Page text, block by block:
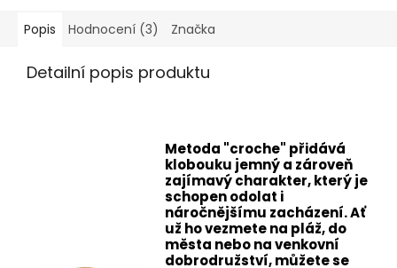
Popis Hodnocení (3) Značka
Detailní popis produktu
Metoda "croche" přidává
klobouku jemný a zároveň
zajímavý charakter, který je
schopen odolat i
náročnějšímu zacházení. Ať
už ho vezmete na pláž, do
města nebo na venkovní
dobrodružství, můžete se